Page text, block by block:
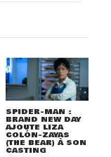
SPIDER-MAN :
BRAND NEW DAY
AJOUTE LIZA
COLÓN-ZAYAS
(THE BEAR) À SON
CASTING